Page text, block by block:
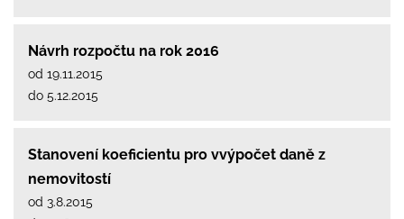
Návrh rozpočtu na rok 2016
od 19.11.2015
do 5.12.2015
Stanovení koeficientu pro vvýpočet daně z
nemovitostí
od 3.8.2015